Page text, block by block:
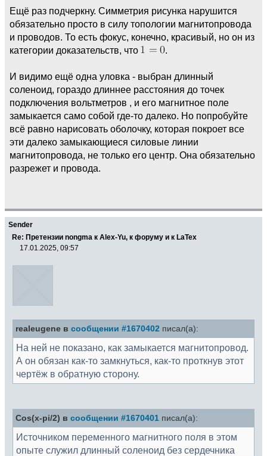
Ещё раз подчеркну. Симметрия рисунка нарушится
обязательно просто в силу топологии магнитопровода
и проводов. То есть фокус, конечно, красивый, но он из
категории доказательств, что
.
И видимо ещё одна уловка - выбран длинный
соленоид, гораздо длиннее расстояния до точек
подключения вольтметров , и его магнитное поле
замыкается само собой где-то далеко. Но попробуйте
всё равно нарисовать оболочку, которая покроет все
эти далеко замыкающиеся силовые линии
магнитопровода, не только его центр. Она обязательно
разрежет и провода.
Sender
Re: Претензии nongma к Alex-Yu, к форуму и к LaTex
17.01.2025, 09:57
realeugene в сообщении #1670402 писал(а):
На ней не показано, как замыкается магнитопровод.
А он обязан как-то замкнуться, как-то проткнув этот
чертёж в обратную сторону.
Cos(x-pi/2) в сообщении #1670401 писал(а):
Источником переменного магнитного поля в этом
опыте служил длинный соленоид без сердечника